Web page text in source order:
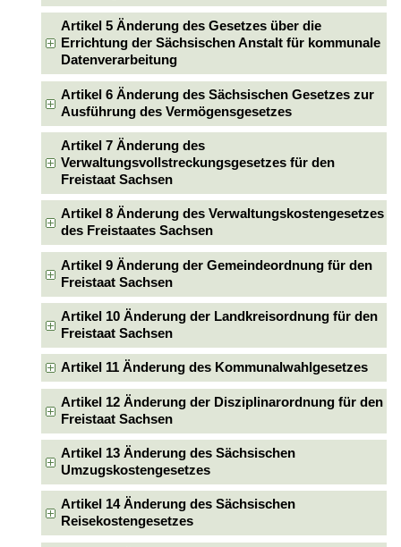
Artikel 5 Änderung des Gesetzes über die
Errichtung der Sächsischen Anstalt für kommunale
Datenverarbeitung
Artikel 6 Änderung des Sächsischen Gesetzes zur
Ausführung des Vermögensgesetzes
Artikel 7 Änderung des
Verwaltungsvollstreckungsgesetzes für den
Freistaat Sachsen
Artikel 8 Änderung des Verwaltungskostengesetzes
des Freistaates Sachsen
Artikel 9 Änderung der Gemeindeordnung für den
Freistaat Sachsen
Artikel 10 Änderung der Landkreisordnung für den
Freistaat Sachsen
Artikel 11 Änderung des Kommunalwahlgesetzes
Artikel 12 Änderung der Disziplinarordnung für den
Freistaat Sachsen
Artikel 13 Änderung des Sächsischen
Umzugskostengesetzes
Artikel 14 Änderung des Sächsischen
Reisekostengesetzes